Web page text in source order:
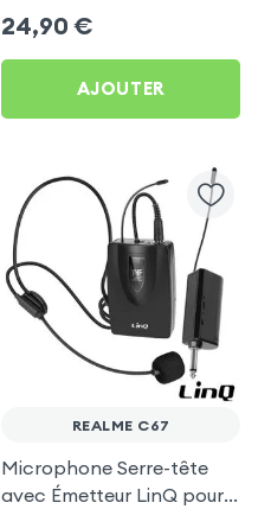
Bluetooth et
Omnidirectionnel avec
Réduction de Bruit - Puluz
24,90 €
AJOUTER
REALME C67
Microphone Serre-tête
avec Émetteur LinQ pour